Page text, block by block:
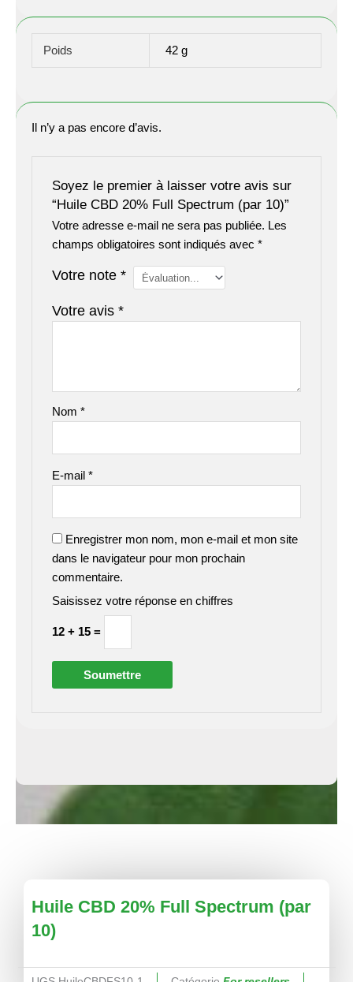
Poids 42 g
Il n’y a pas encore d’avis.
Soyez le premier à laisser votre avis sur
“Huile CBD 20% Full Spectrum (par 10)”
Votre adresse e-mail ne sera pas publiée. Les
champs obligatoires sont indiqués avec*
Votre note*
Votre avis*
Nom*
E-mail*
Enregistrer mon nom, mon e-mail et mon site
dans le navigateur pour mon prochain
commentaire.
Saisissez votre réponse en chiffres
12 + 15 =
Huile CBD 20% Full Spectrum (par
10)